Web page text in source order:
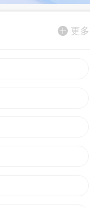
更多